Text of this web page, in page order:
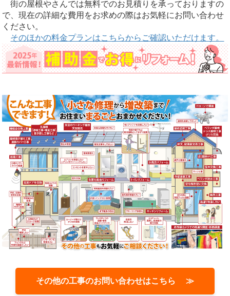
街の屋根やさんでは無料でのお見積りを承っておりますの
で、現在の詳細な費用をお求めの際はお気軽にお問い合わせ
ください。
そのほかの料金プランはこちらからご確認いただけます。
その他の工事のお問い合わせはこちら ≫